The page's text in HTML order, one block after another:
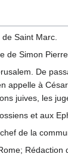
de Saint Marc.
de Simon
De
appelle à
juives, les
et aux
de la
Rédaction